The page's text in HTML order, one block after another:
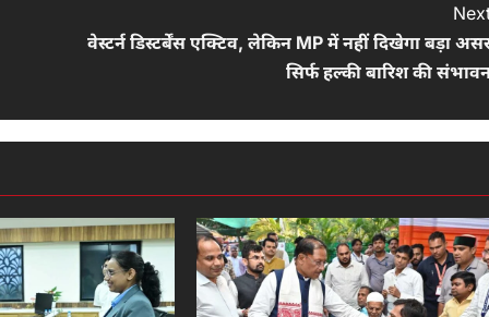
वेस्टर्न डिस्टर्बेंस एक्टिव, लेकिन MP में नहीं दिखेगा बड़ा
सिर्फ हल्की बारिश की